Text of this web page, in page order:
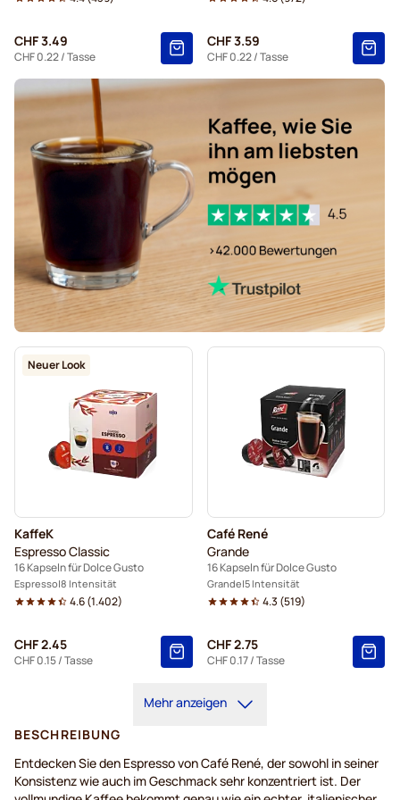
Kapseln von Starbucks® für Dolce Gusto
Kapseln von Kaffekapslen für Dolce Gusto
Grande-Kaffeekapseln von Starbucks® für Dolce Gusto
CHF 3.49
CHF 0.22/ Tasse
CHF 3.59
CHF 0.22/ Tasse
Neuer Look
KaffeK
Espresso Classic
16 Kapseln für Dolce Gusto
Espresso 8 Intensität
4.6(1.402)
CHF 2.45
CHF 0.15/ Tasse
Café René
Grande
16 Kapseln für Dolce Gusto
Grande 5 Intensität
4.3 (519)
CHF 2.75
CHF 0.17/ Tasse
Mehr anzeigen
BESCHREIBUNG
Entdecken Sie den Espresso von Café René, der sowohl in seiner
Konsistenz wie auch im Geschmack sehr konzentriert ist. Der